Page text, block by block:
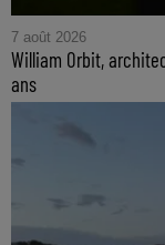
7 août 2026
William Orbit,
ans